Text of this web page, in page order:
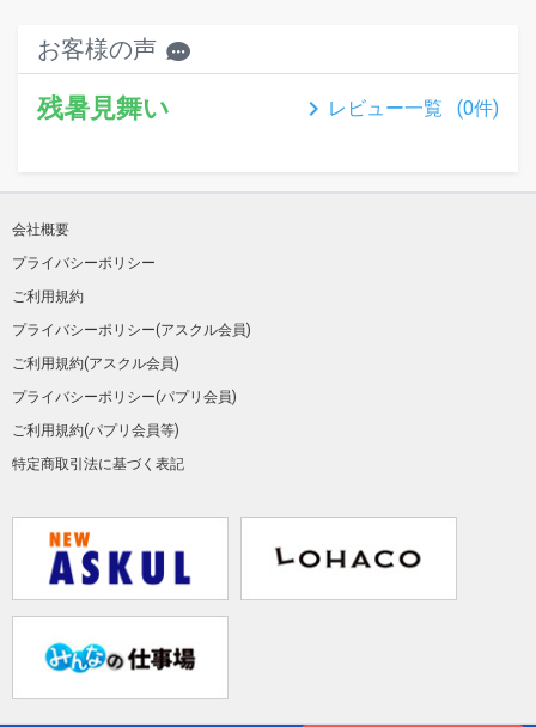
お客様の声
残暑見舞い keyboard_arrow_right レビュー一覧 (0件)
会社概要
プライバシーポリシー
ご利用規約
プライバシーポリシー(アスクル会員)
ご利用規約(アスクル会員)
プライバシーポリシー(パプリ会員)
ご利用規約(パプリ会員等)
特定商取引法に基づく表記